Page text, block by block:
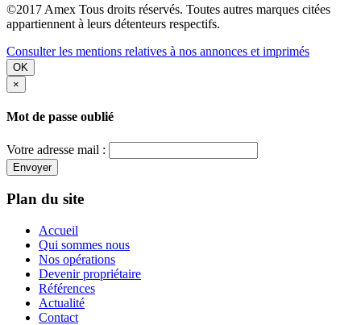
©2017 Amex Tous droits réservés. Toutes autres marques citées
appartiennent à leurs détenteurs respectifs.
Consulter les mentions relatives à nos annonces et imprimés
OK
×
Mot de passe oublié
Votre adresse mail :
Envoyer
Plan du site
Accueil
Qui sommes nous
Nos opérations
Devenir propriétaire
Références
Actualité
Contact